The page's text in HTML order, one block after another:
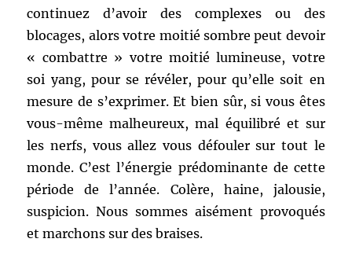
continuez d’avoir des complexes ou des
blocages, alors votre moitié sombre peut devoir
« combattre » votre moitié lumineuse, votre
soi yang, pour se révéler, pour qu’elle soit en
mesure de s’exprimer. Et bien sûr, si vous êtes
vous-même malheureux, mal équilibré et sur
les nerfs, vous allez vous défouler sur tout le
monde. C’est l’énergie prédominante de cette
période de l’année. Colère, haine, jalousie,
suspicion. Nous sommes aisément provoqués
et marchons sur des braises.